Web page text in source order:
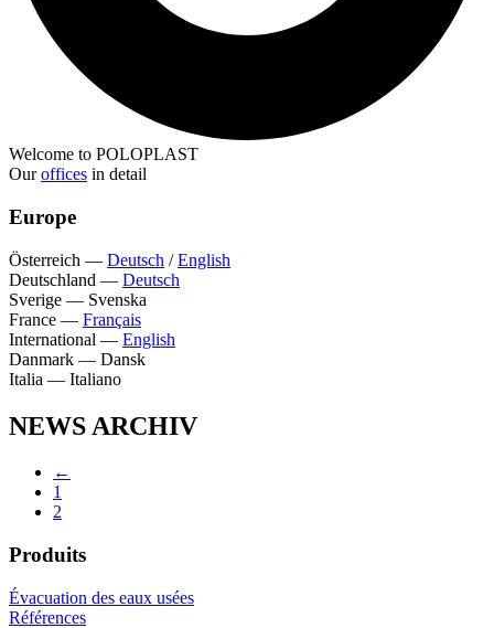
Welcome to POLOPLAST
Ouroffices in detail
Europe
Österreich — Deutsch /English
Deutschland — Deutsch
Sverige — Svenska
France — Français
International — English
Danmark — Dansk
Italia — Italiano
NEWS ARCHIV
←
1
2
Produits
Évacuation des eaux usées
Références